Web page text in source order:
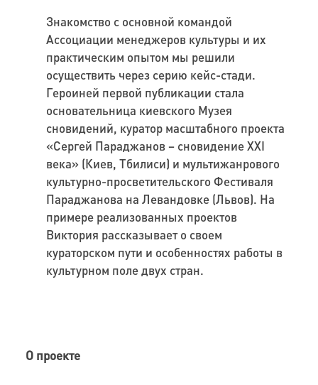
Знакомство с основной командой
Ассоциации менеджеров культуры и их
практическим опытом мы решили
осуществить через серию кейс-стади.
Героиней первой публикации стала
основательница киевского Музея
сновидений, куратор масштабного проекта
«Сергей Параджанов – сновидение ХХІ
века» (Киев, Тбилиси) и мультижанрового
культурно-просветительского Фестиваля
Параджанова на Левандовке (Львов). На
примере реализованных проектов
Виктория рассказывает о своем
кураторском пути и особенностях работы в
культурном поле двух стран.
О проекте